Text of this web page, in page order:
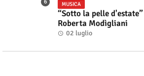
MUSICA
“Sotto la pelle
Roberta Modìgliani
02 luglio